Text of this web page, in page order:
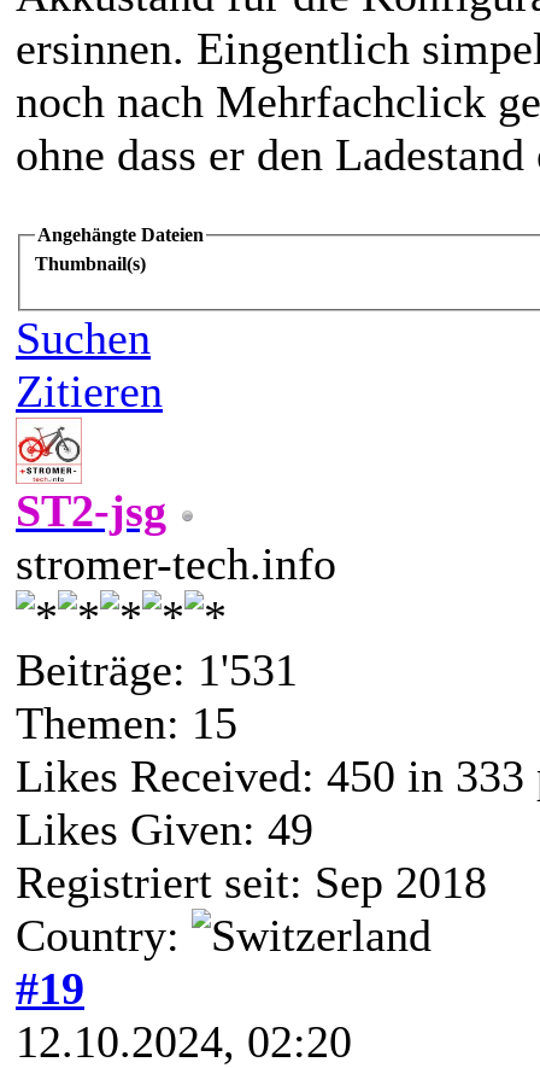
ersinnen. Eingentlich
noch nach Mehrfachclick
ohne dass er den
Angehängte Dateien
Thumbnail(s)
Suchen
Zitieren
ST2-jsg
stromer-tech.info
Beiträge: 1'531
Themen: 15
Likes Received: 450 in 333
Likes Given: 49
Registriert seit: Sep 2018
Country:
#19
12.10.2024, 02:20